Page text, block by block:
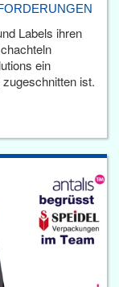
Labels ihren
ein
ist.